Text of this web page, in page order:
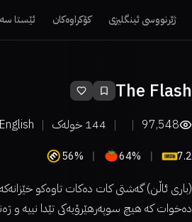
ژێرنووسی ئینگلیزی کۆکراوەکان ئێستا
The Flash
97,548
144 خولەک English
7.2
64%
56%
(باری ئاڵن) گەشتی کات دەکات تاوەکو
دەخوات کە هیچ سوپەرهێرۆیەکی تێدا نییە و